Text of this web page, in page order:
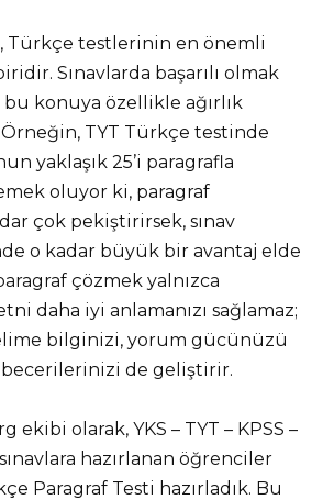
Türkçe testlerinin en önemli
Sınavlarda başarılı olmak
konuya özellikle ağırlık
TYT Türkçe testinde
yaklaşık 25’i paragrafla
oluyor ki, paragraf
çok pekiştirirsek, sınav
o kadar büyük bir avantaj elde
çözmek yalnızca
daha iyi anlamanızı sağlamaz;
bilginizi, yorum gücünüzü
becerilerinizi de geliştirir.
ekibi olarak, YKS – TYT – KPSS –
hazırlanan öğrenciler
Paragraf Testi hazırladık. Bu